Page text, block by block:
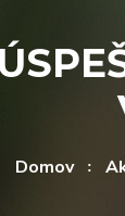
Domov